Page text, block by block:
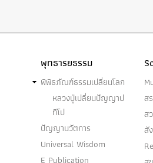
พุทธารยธรรม
พิพิธภัณฑ์ธรรมเปลี่ยนโลก
หลวงปู่เปลี่ยนปัญญาป
ทีโป
ปัญญานวัตการ
Universal Wisdom
E Publication
ส
ส
สั